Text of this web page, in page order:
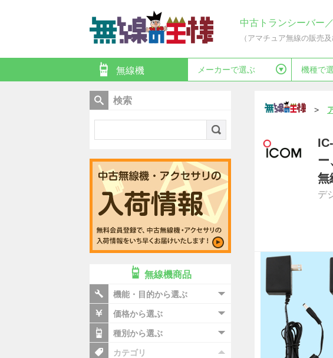
中古トランシーバー
（アマチュア無線の販売
無線機 メーカーで選ぶ 機種で
>
ー
無
デ
検索
無線機商品
機能・目的から選ぶ
価格から選ぶ
種別から選ぶ
カテゴリ